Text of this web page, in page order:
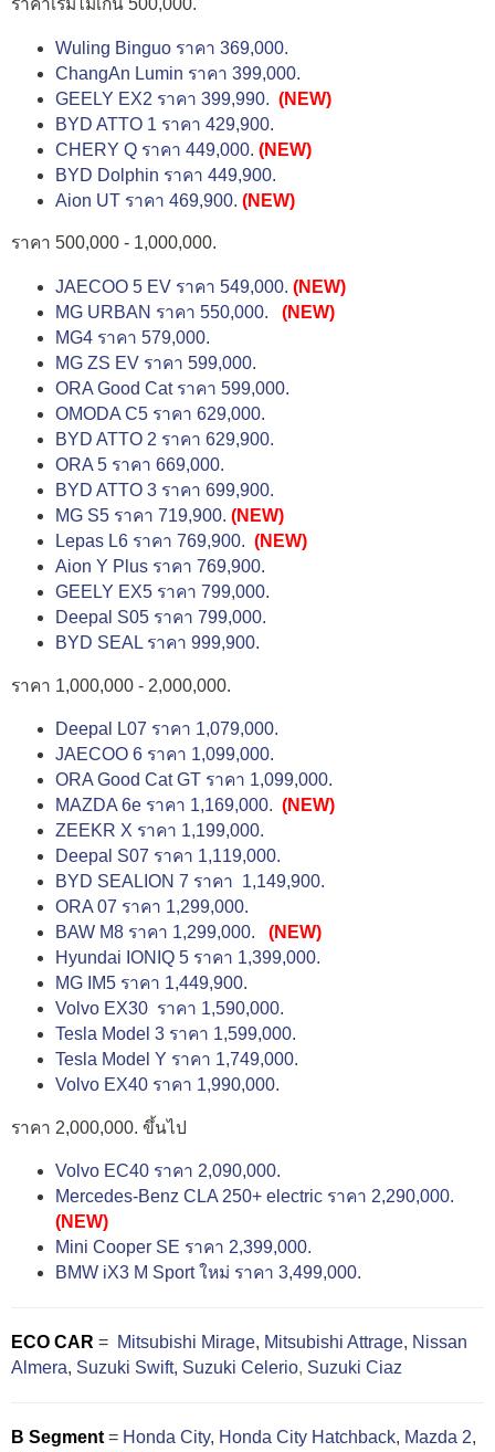
ราคาเริ่มไม่เกิน 500,000.
Wuling Binguo ราคา 369,000.
ChangAn Lumin ราคา 399,000.
GEELY EX2 ราคา 399,990. (NEW)
BYD ATTO 1 ราคา 429,900.
CHERY Q ราคา 449,000. (NEW)
BYD Dolphin ราคา 449,900.
Aion UT ราคา 469,900. (NEW)
ราคา 500,000 - 1,000,000.
JAECOO 5 EV ราคา 549,000. (NEW)
MG URBAN ราคา 550,000.
(NEW)
MG4 ราคา 579,000.
MG ZS EV ราคา 599,000.
ORA Good Cat ราคา 599,000.
OMODA C5 ราคา 629,000.
BYD ATTO 2 ราคา 629,900.
ORA 5 ราคา 669,000.
BYD ATTO 3 ราคา 699,900.
MG S5 ราคา 719,900. (NEW)
Lepas L6 ราคา 769,900. (NEW)
Aion Y Plus ราคา 769,900.
GEELY EX5 ราคา 799,000.
Deepal S05 ราคา 799,000.
BYD SEAL ราคา 999,900.
ราคา 1,000,000 - 2,000,000.
Deepal L07 ราคา 1,079,000.
JAECOO 6 ราคา 1,099,000.
ORA Good Cat GT ราคา 1,099,000.
MAZDA 6e ราคา 1,169,000. (NEW)
ZEEKR X ราคา 1,199,000.
Deepal S07 ราคา 1,119,000.
BYD SEALION 7 ราคา 1,149,900.
ORA 07 ราคา 1,299,000.
BAW M8 ราคา 1,299,000.
(NEW)
Hyundai IONIQ 5 ราคา 1,399,000.
MG IM5 ราคา 1,449,900.
Volvo EX30 ราคา 1,590,000.
Tesla Model 3 ราคา 1,599,000.
Tesla Model Y ราคา 1,749,000.
Volvo EX40 ราคา 1,990,000.
ราคา 2,000,000. ขึ้นไป
Volvo EC40 ราคา 2,090,000.
Mercedes-Benz CLA 250+ electric ราคา 2,290,000.
(NEW)
Mini Cooper SE ราคา 2,399,000.
BMW iX3 M Sport ใหม่ ราคา 3,499,000.
ECO CAR = Mitsubishi Mirage, Mitsubishi Attrage, Nissan
Almera, Suzuki Swift, Suzuki Celerio, Suzuki Ciaz
B Segment = Honda City, Honda City Hatchback, Mazda 2,